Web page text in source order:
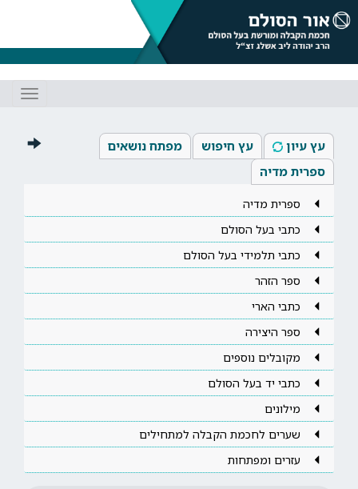
עץ עיון עץ חיפוש
מפתח נושאים
ספרית מדיה
ספרית מדיה
כתבי בעל הסולם
כתבי תלמידי בעל הסולם
ספר הזהר
כתבי הארי
ספר היצירה
מקובלים נוספים
כתבי יד בעל הסולם
מילונים
שערים לחכמת הקבלה למתחילים
עזרים ומפתחות